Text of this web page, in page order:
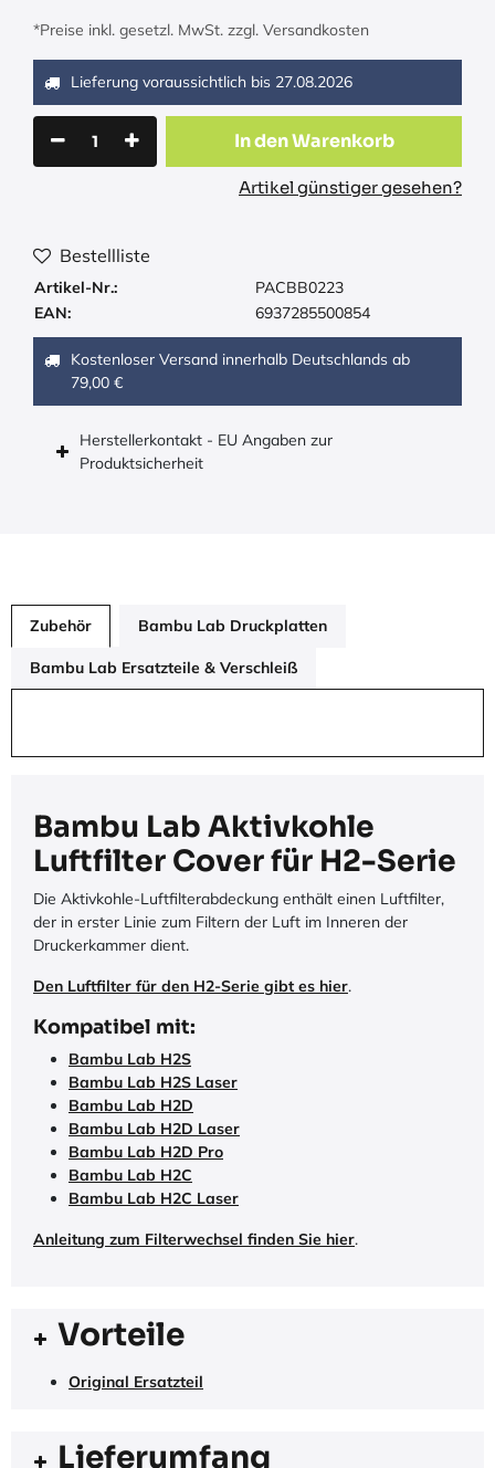
*Preise inkl. gesetzl. MwSt. zzgl. Versandkosten
Lieferung voraussichtlich bis 27.08.2026
In den Warenkorb
Artikel günstiger gesehen?
Bestellliste
Artikel-Nr.:
PACBB0223
EAN:
6937285500854
Kostenloser Versand innerhalb Deutschlands ab
79,00 €
Herstellerkontakt - EU Angaben zur
Produktsicherheit
Zubehör Bambu Lab Druckplatten
Bambu Lab Ersatzteile & Verschleiß
Bambu Lab Aktivkohle
Luftfilter Cover für H2-Serie
Die Aktivkohle-Luftfilterabdeckung enthält einen Luftfilter,
der in erster Linie zum Filtern der Luft im Inneren der
Druckerkammer dient.
Den Luftfilter für den H2-Serie gibt es hier.
Kompatibel mit:
Bambu Lab H2S
Bambu Lab H2S Laser
Bambu Lab H2D
Bambu Lab H2D Laser
Bambu Lab H2D Pro
Bambu Lab H2C
Bambu Lab H2C Laser
Anleitung zum Filterwechsel finden Sie hier.
Vorteile
Original Ersatzteil
Lieferumfang